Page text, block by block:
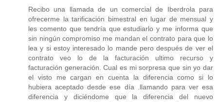
Recibo una llamada de un comercial de Iberdrola para
ofrecerme la tarificación bimestral en lugar de mensual y
les comento que tendría que estudiarlo y me informa que
sin ningún compromiso me mandan el contrato para que lo
lea y si estoy interesado lo mande pero después de ver el
contrato veo lo de la facturación ultimo recurso y
facturación generación. Cual es mi sorpresa que sin yo dar
el visto me cargan en cuenta la diferencia como si lo
hubiera aceptado desde ese día .llamando para ver esa
diferencia y diciéndome que la diferencia del nuevo